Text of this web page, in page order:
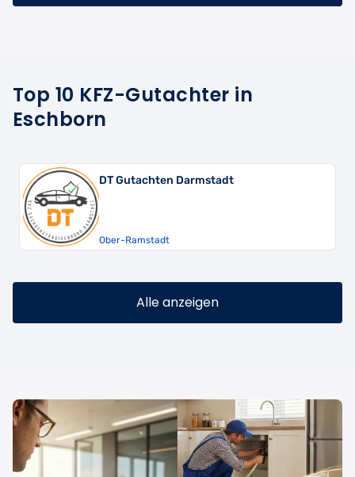
Top 10 KFZ-Gutachter in
Eschborn
DT Gutachten Darmstadt
Ober-Ramstadt
Alle anzeigen